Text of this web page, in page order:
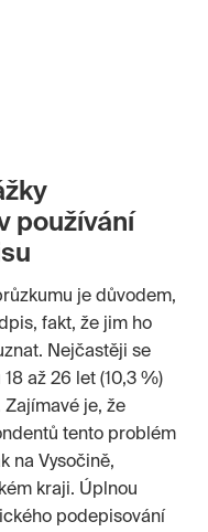
používání
je důvodem,
fakt, že jim ho
Nejčastěji se
až 26 let (10,3 %)
Zajímavé je, že
tento problém
na Vysočině,
kraji. Úplnou
podepisování